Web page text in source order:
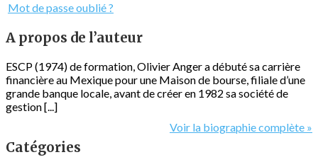
Mot de passe oublié ?
A propos de l’auteur
ESCP (1974) de formation, Olivier Anger a débuté sa carrière
financière au Mexique pour une Maison de bourse, filiale d’une
grande banque locale, avant de créer en 1982 sa société de
gestion [...]
Voir la biographie complète »
Catégories